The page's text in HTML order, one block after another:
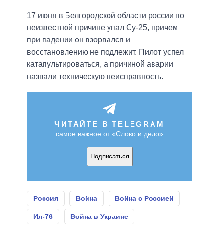
17 июня в Белгородской области россии по
неизвестной причине упал Су-25, причем
при падении он взорвался и
восстановлению не подлежит. Пилот успел
катапультироваться, а причиной аварии
назвали техническую неисправность.
ЧИТАЙТЕ В TELEGRAM
самое важное от «Слово и дело»
Подписаться
Россия Война Война с Россией
Ил-76 Война в Украине